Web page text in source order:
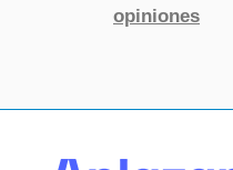
opiniones